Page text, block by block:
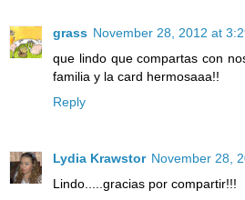
grass November 28, 2012 at
que lindo que compartas con
familia y la card hermosaaa!!
Reply
Lydia Krawstor November 28,
Lindo.....gracias por compartir!!!